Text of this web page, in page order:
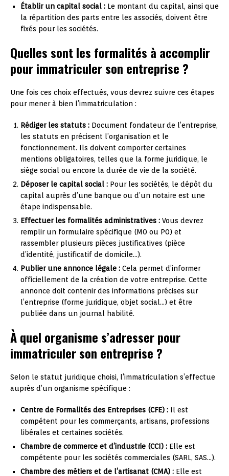
Établir un capital social : Le montant du capital, ainsi que
la répartition des parts entre les associés, doivent être
fixés pour les sociétés.
Quelles sont les formalités à accomplir
pour immatriculer son entreprise ?
Une fois ces choix effectués, vous devrez suivre ces étapes
pour mener à bien l’immatriculation :
Rédiger les statuts : Document fondateur de l’entreprise,
les statuts en précisent l’organisation et le
fonctionnement. Ils doivent comporter certaines
mentions obligatoires, telles que la forme juridique, le
siège social ou encore la durée de vie de la société.
Déposer le capital social : Pour les sociétés, le dépôt du
capital auprès d’une banque ou d’un notaire est une
étape indispensable.
Effectuer les formalités administratives : Vous devrez
remplir un formulaire spécifique (M0 ou P0) et
rassembler plusieurs pièces justificatives (pièce
d’identité, justificatif de domicile…).
Publier une annonce légale : Cela permet d’informer
officiellement de la création de votre entreprise. Cette
annonce doit contenir des informations précises sur
l’entreprise (forme juridique, objet social…) et être
publiée dans un journal habilité.
À quel organisme s’adresser pour
immatriculer son entreprise ?
Selon le statut juridique choisi, l’immatriculation s’effectue
auprès d’un organisme spécifique :
Centre de Formalités des Entreprises (CFE) : Il est
compétent pour les commerçants, artisans, professions
libérales et certaines sociétés.
Chambre de commerce et d’industrie (CCI) : Elle est
compétente pour les sociétés commerciales (SARL, SAS…).
Chambre des métiers et de l’artisanat (CMA) : Elle est